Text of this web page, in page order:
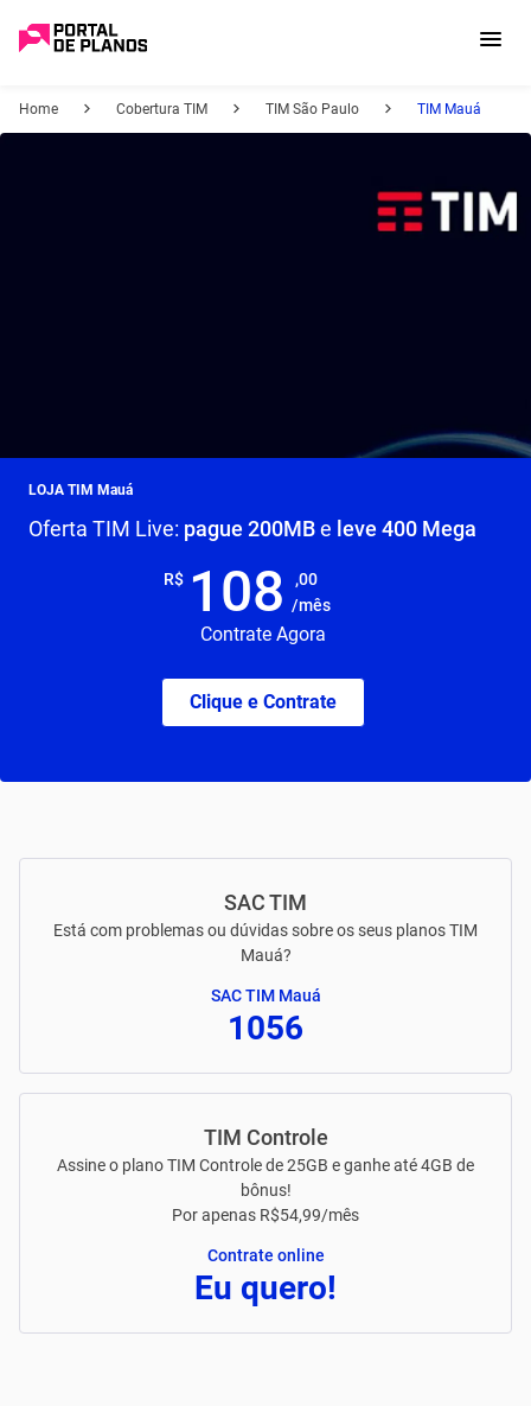
Home Cobertura TIM TIM São Paulo TIM Mauá
LOJA TIM Mauá
Oferta TIM Live: pague 200MBe leve 400 Mega
R$ 108
,00
/mês
Contrate Agora
Clique e Contrate
SAC TIM
Está com problemas ou dúvidas sobre os seus planos TIM
Mauá?
SAC TIM Mauá
1056
TIM Controle
Assine o plano TIM Controle de 25GB e ganhe até 4GB de
bônus!
Por apenas R$54,99/mês
Contrate online
Eu quero!